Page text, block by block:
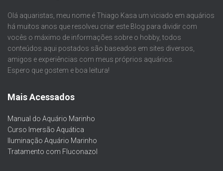
Olá aquaristas, meu nome é Thiago Kasa um viciado em aquários
há muitos anos que resolveu criar este Blog para dividir com
vocês o máximo de informações sobre o hobby, todos
conteúdos aqui postados são baseados em sites diversos,
amigos e experiências com meus próprios aquários.
Espero que gostem e boa leitura!
Mais Acessados
Manual do Aquário Marinho
Curso Imersão Aquática
Iluminação Aquário Marinho
Tratamento com Fluconazol